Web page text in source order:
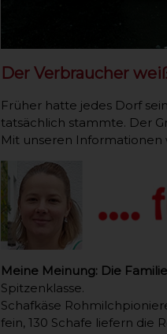
Der Verbraucher
Früher hatte jedes Dorf
tatsächlich stammte. Der
Mit unseren Informationen
Meine Meinung: Die
Spitzenklasse.
Schafkäse
fein, 130 Schafe liefern die